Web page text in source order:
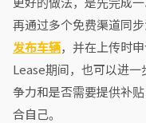
再通过多个免费渠道同
发布车辆，并在上传时
Lease期间，也可以进
争力和是否需要提供补
合自己。